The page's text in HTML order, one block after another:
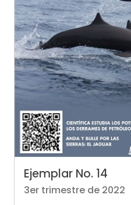
Ejemplar No. 14
3er trimestre de 2022